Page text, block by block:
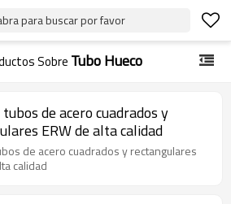
para buscar por favor
Sobre Tubo Hueco
de acero cuadrados y
ERW de alta calidad
de acero cuadrados y rectangulares
calidad